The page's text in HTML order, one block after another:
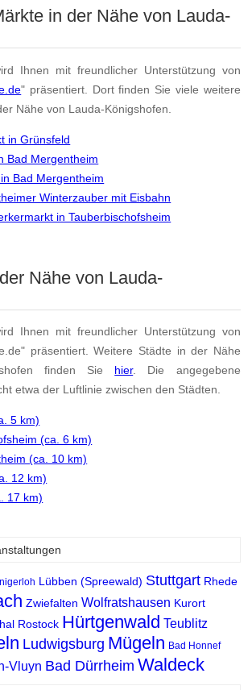
in der Nähe von Lauda-
Ihnen mit freundlicher Unterstützung von
" präsentiert. Dort finden Sie viele weitere
Nähe von Lauda-Königshofen.
in Grünsfeld
Bad Mergentheim
Bad Mergentheim
Winterzauber mit Eisbahn
in Tauberbischofsheim
Nähe von Lauda-
Ihnen mit freundlicher Unterstützung von
präsentiert. Weitere Städte in der Nähe
finden Sie hier. Die angegebene
etwa der Luftlinie zwischen den Städten.
5 km)
(ca. 6 km)
(ca. 10 km)
12 km)
17 km)
Lübben (Spreewald) Stuttgart Rhede
Zwiefalten Wolfratshausen Kurort
Rostock Hürtgenwald Teublitz
Ludwigsburg Mügeln Bad Honnef
Vluyn Bad Dürrheim Waldeck